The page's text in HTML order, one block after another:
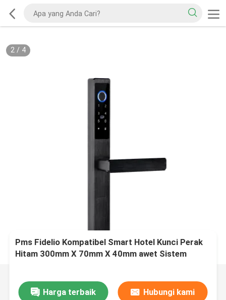
2/ 4
Pms Fidelio Kompatibel Smart Hotel Kunci Perak
Hitam 300mm X 70mm X 40mm awet Sistem
Harga terbaik Hubungi kami